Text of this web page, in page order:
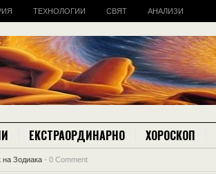
ТЕХНОЛОГИИ СВЯТ АНАЛИЗИ
ЕКСТРАОРДИНАРНО ХОРОСКОП
на Зодиака - 0 Comment